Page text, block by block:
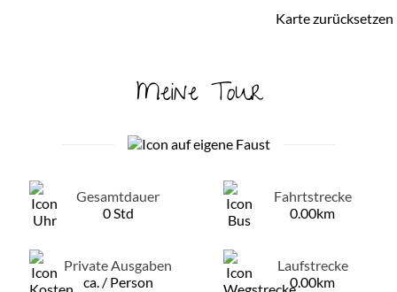
Karte zurücksetzen
Meine Tour
Gesamtdauer
0 Std
Fahrtstrecke
0.00km
Private Ausgaben
ca. / Person
Laufstrecke
0.00km